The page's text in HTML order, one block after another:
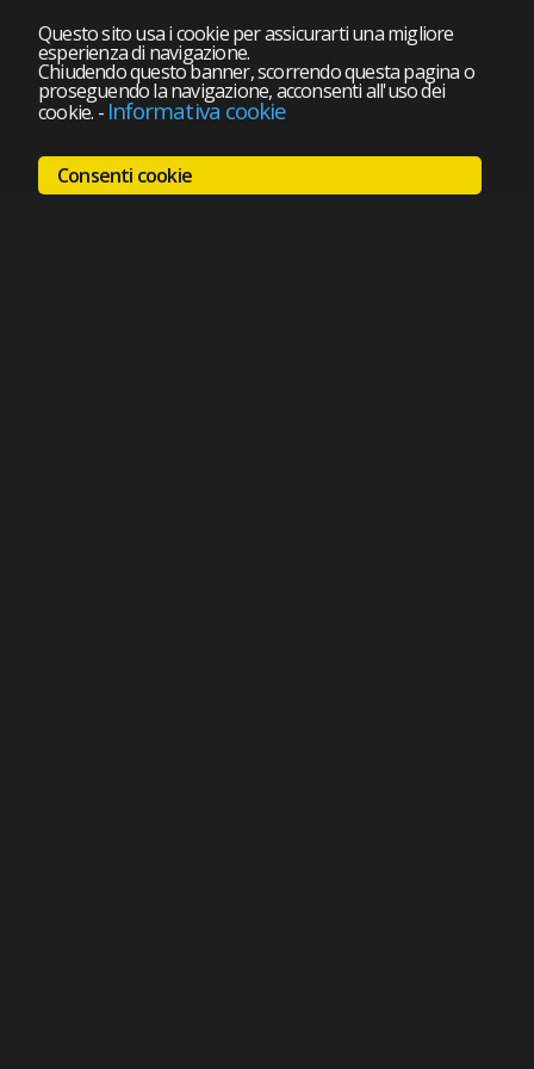
Questo sito usa i cookie per assicurarti una migliore
esperienza di navigazione.
Chiudendo questo banner, scorrendo questa pagina o
proseguendo la navigazione, acconsenti all'uso dei
cookie. - Informativa cookie
Consenti cookie